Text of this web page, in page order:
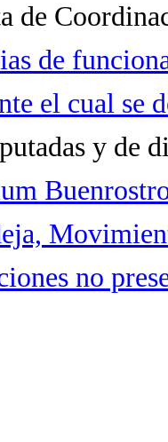
de
de
el cual se
y de
no